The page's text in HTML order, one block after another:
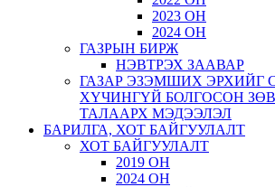
2023 ОН
2024 ОН
ГАЗРЫН БИРЖ
НЭВТРЭХ ЗААВАР
ГАЗАР ЭЗЭМШИХ ЭРХИЙГ
ХҮЧИНГҮЙ БОЛГОСОН
ТАЛААРХ МЭДЭЭЛЭЛ
БАРИЛГА, ХОТ БАЙГУУЛАЛТ
ХОТ БАЙГУУЛАЛТ
2019 ОН
2024 ОН